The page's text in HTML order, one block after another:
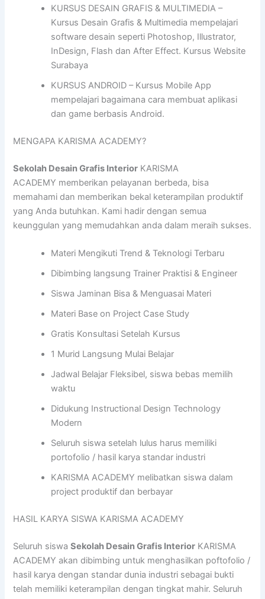
KURSUS DESAIN GRAFIS & MULTIMEDIA –
Kursus Desain Grafis & Multimedia mempelajari
software desain seperti Photoshop, Illustrator,
InDesign, Flash dan After Effect. Kursus Website
Surabaya
KURSUS ANDROID – Kursus Mobile App
mempelajari bagaimana cara membuat aplikasi
dan game berbasis Android.
MENGAPA KARISMA ACADEMY?
Sekolah Desain Grafis Interior KARISMA
ACADEMY memberikan pelayanan berbeda, bisa
memahami dan memberikan bekal keterampilan produktif
yang Anda butuhkan. Kami hadir dengan semua
keunggulan yang memudahkan anda dalam meraih sukses.
Materi Mengikuti Trend & Teknologi Terbaru
Dibimbing langsung Trainer Praktisi & Engineer
Siswa Jaminan Bisa & Menguasai Materi
Materi Base on Project Case Study
Gratis Konsultasi Setelah Kursus
1 Murid Langsung Mulai Belajar
Jadwal Belajar Fleksibel, siswa bebas memilih
waktu
Didukung Instructional Design Technology
Modern
Seluruh siswa setelah lulus harus memiliki
portofolio / hasil karya standar industri
KARISMA ACADEMY melibatkan siswa dalam
project produktif dan berbayar
HASIL KARYA SISWA KARISMA ACADEMY
Seluruh siswaSekolah Desain Grafis Interior KARISMA
ACADEMY akan dibimbing untuk menghasilkan poftofolio /
hasil karya dengan standar dunia industri sebagai bukti
telah memiliki keterampilan dengan tingkat mahir. Seluruh